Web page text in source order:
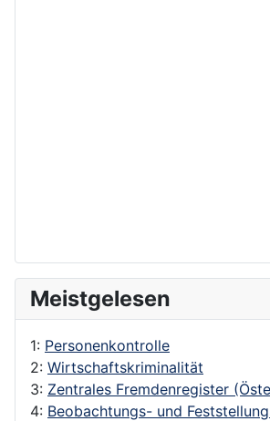
Meistgelesen
1: Personenkontrolle
2: Wirtschaftskriminalität
3: Zentrales Fremdenregister
4: Beobachtungs- und